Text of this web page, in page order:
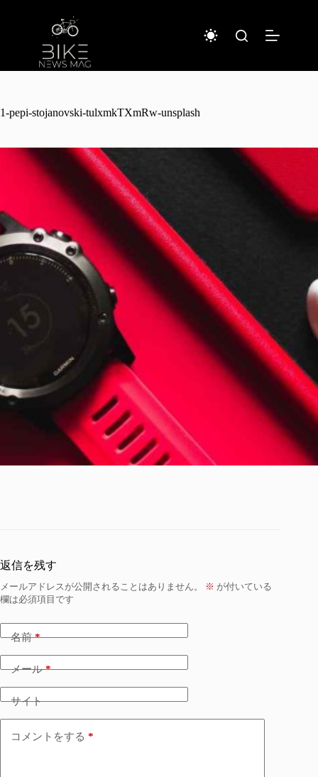
キ
1-pepi-stojanovski-tulxmkTXmRw-unsplash
返信を残す
メールアドレスが公開されることはありません。 ※ が付いている
欄は必須項目です
名前*
メール*
サイト
コメントをする *